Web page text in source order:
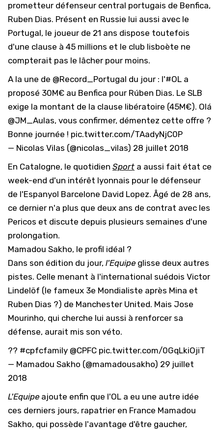
prometteur défenseur central portugais de Benfica,
Ruben Dias. Présent en Russie lui aussi avec le
Portugal, le joueur de 21 ans dispose toutefois
d'une clause à 45 millions et le club lisboète ne
compterait pas le lâcher pour moins.
A la une de @Record_Portugal du jour : l'#OL a
proposé 30M€ au Benfica pour Rúben Dias. Le SLB
exige la montant de la clause libératoire (45M€). Olá
@JM_Aulas, vous confirmer, démentez cette offre ?
Bonne journée ! pic.twitter.com/TAadyNjC0P
— Nicolas Vilas (@nicolas_vilas) 28 juillet 2018
En Catalogne, le quotidien Sport a aussi fait état ce
week-end d'un intérêt lyonnais pour le défenseur
de l'Espanyol Barcelone David Lopez. Âgé de 28 ans,
ce dernier n'a plus que deux ans de contrat avec les
Pericos et discute depuis plusieurs semaines d'une
prolongation.
Mamadou Sakho, le profil idéal ?
Dans son édition du jour, l'Equipe glisse deux autres
pistes. Celle menant à l'international suédois Victor
Lindelöf (le fameux 3e Mondialiste après Mina et
Ruben Dias ?) de Manchester United. Mais Jose
Mourinho, qui cherche lui aussi à renforcer sa
défense, aurait mis son véto.
?? #cpfcfamily @CPFC pic.twitter.com/0GqLkiOjiT
— Mamadou Sakho (@mamadousakho) 29 juillet
2018
L'Equipe ajoute enfin que l'OL a eu une autre idée
ces derniers jours, rapatrier en France Mamadou
Sakho, qui possède l'avantage d'être gaucher,